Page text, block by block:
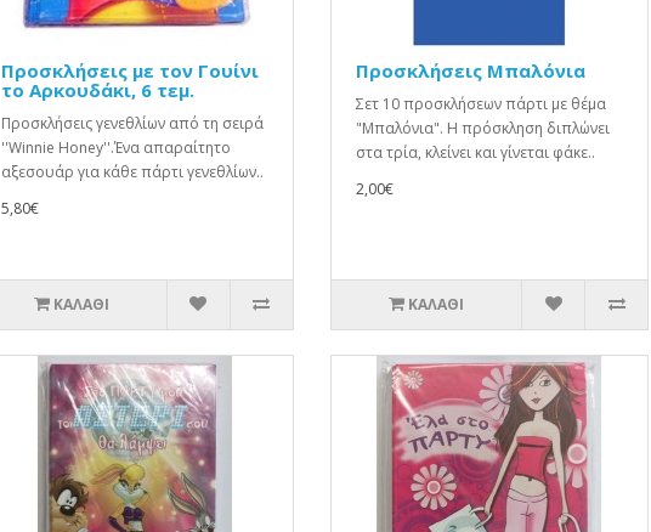
Προσκλήσεις με τον Γουίνι
το Αρκουδάκι, 6 τεμ.
Προσκλήσεις γενεθλίων από τη σειρά
''Winnie Honey''.Ένα απαραίτητο
αξεσουάρ για κάθε πάρτι γενεθλίων..
5,80€
ΚΑΛΆΘΙ
Προσκλήσεις Μπαλόνια
Σετ 10 προσκλήσεων πάρτι με θέμα
"Μπαλόνια". Η πρόσκληση διπλώνει
στα τρία, κλείνει και γίνεται φάκε..
2,00€
ΚΑΛΆΘΙ